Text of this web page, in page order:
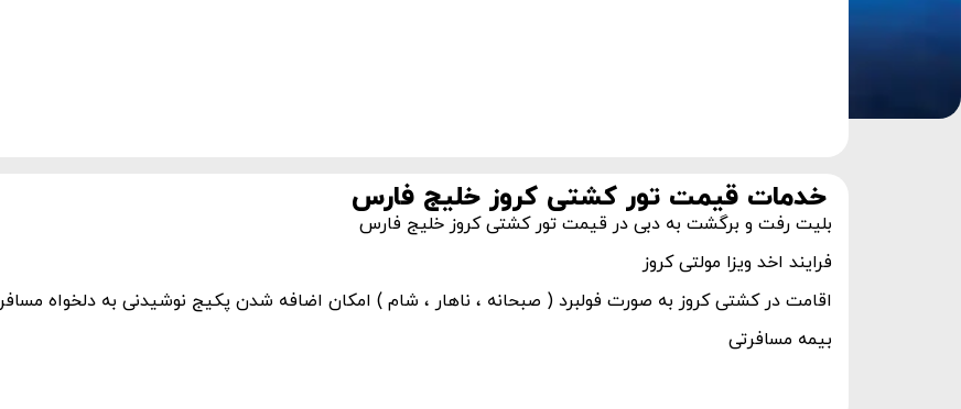
خدمات قیمت تور کشتی کروز خلیج فارس
بلیت رفت و برگشت به دبی در قیمت تور کشتی کروز خلیج فارس
فرایند اخد ویزا مولتی کروز
اقامت در کشتی کروز به صورت فولبرد ( صبحانه ، ناهار ، شام ) امکان اضافه شدن پکیج نوشیدنی به دلخواه مسافر
بیمه مسافرتی